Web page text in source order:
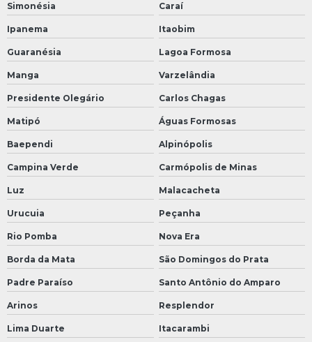
Simonésia Caraí
Ipanema Itaobim
Guaranésia Lagoa Formosa
Manga Varzelândia
Presidente Olegário Carlos Chagas
Matipó Águas Formosas
Baependi Alpinópolis
Campina Verde Carmópolis de Minas
Luz Malacacheta
Urucuia Peçanha
Rio Pomba Nova Era
Borda da Mata São Domingos do Prata
Padre Paraíso Santo Antônio do Amparo
Arinos Resplendor
Lima Duarte Itacarambi